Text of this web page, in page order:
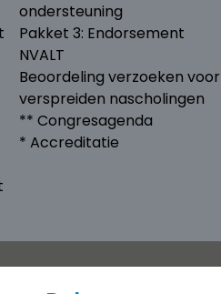
ondersteuning
Pakket 3: Endorsement
NVALT
Beoordeling verzoeken voor
verspreiden nascholingen
** Congresagenda
* Accreditatie